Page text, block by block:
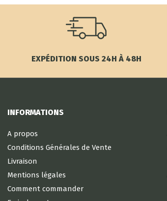
EXPÉDITION SOUS 24H À 48H
INFORMATIONS
A propos
Conditions Générales de Vente
Livraison
Mentions légales
Comment commander